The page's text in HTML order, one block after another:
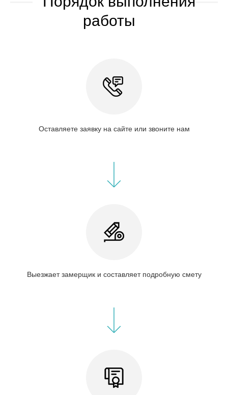
работы
Оставляете заявку на сайте или звоните нам
Выезжает замерщик и составляет подробную смету